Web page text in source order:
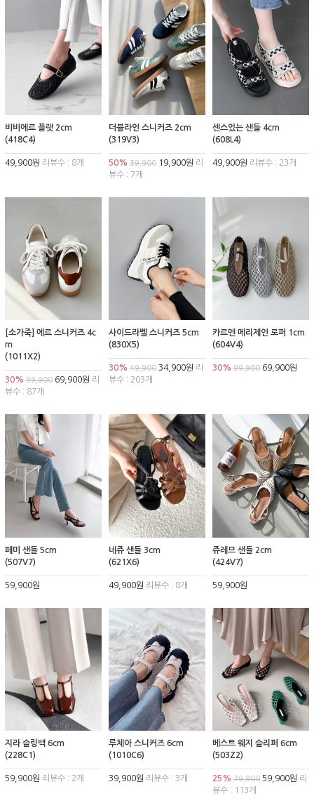
비비에르 플랫 2cm
(418C4)
49,900원 리뷰수 : 8개
더블라인 스니커즈 2cm
(319V3)
50% 39,90019,900원 리
뷰수 : 7개
센스있는 샌들 4cm
(608L4)
49,900원 리뷰수 : 23개
[소가죽] 에르 스니커즈 4c
m
(1011X2)
30% 99,900 69,900원 리
뷰수 : 87개
사이드라벨 스니커즈 5cm
(830X5)
30% 49,90034,900원 리
뷰수 : 203개
카르멘 메리제인 로퍼 1cm
(604V4)
30% 99,90069,900원
페미 샌들 5cm
(507V7)
59,900원
네쥬 샌들 3cm
(621X6)
49,900원 리뷰수 : 8개
쥬레므 샌들 2cm
(424V7)
59,900원
지라 슬링백 6cm
(228C1)
59,900원 리뷰수 : 2개
루체아 스니커즈 6cm
(1010C6)
39,900원 리뷰수 : 3개
베스트 웨지 슬리퍼 6cm
(503Z2)
25% 79,90059,900원 리
뷰수 : 113개